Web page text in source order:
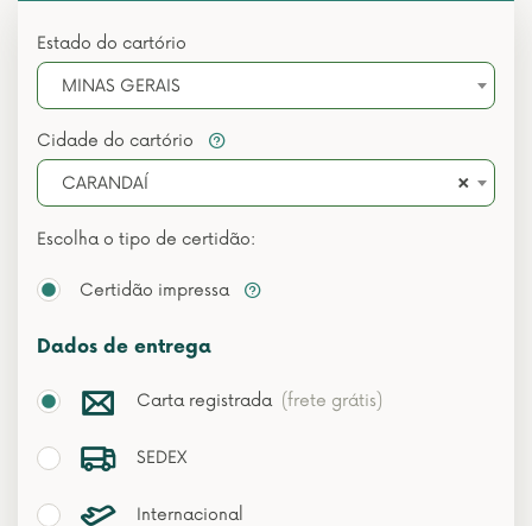
Estado do cartório
MINAS GERAIS
Cidade do cartório
×
CARANDAÍ
Escolha o tipo de certidão:
Certidão impressa
Dados de entrega
Carta registrada (frete grátis)
SEDEX
Internacional